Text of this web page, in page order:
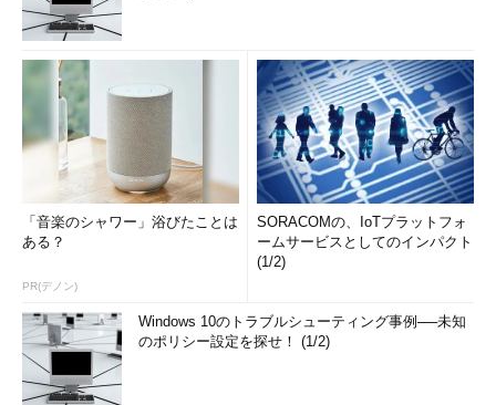
「音楽のシャワー」浴びたことは
ある？
PR(デノン)
SORACOMの、IoTプラットフォ
ームサービスとしてのインパクト
(1/2)
Windows 10のトラブルシューティング事例──未知
のポリシー設定を探せ！ (1/2)